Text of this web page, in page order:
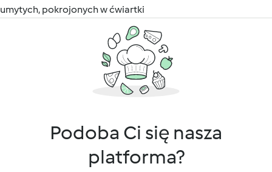
umytych, pokrojonych w ćwiartki
Podoba Ci się nasza
platforma?